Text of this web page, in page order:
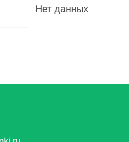
Нет данных